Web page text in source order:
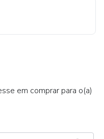
em comprar para o(a)